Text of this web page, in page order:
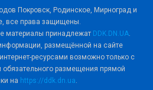
Покровск, Родинское, Мирноград и
все права защищены.
материалы принадлежат DDK.DN.UA.
размещённой на сайте
ресурсами возможно только с
обязательного размещения прямой
на https://ddk.dn.ua.